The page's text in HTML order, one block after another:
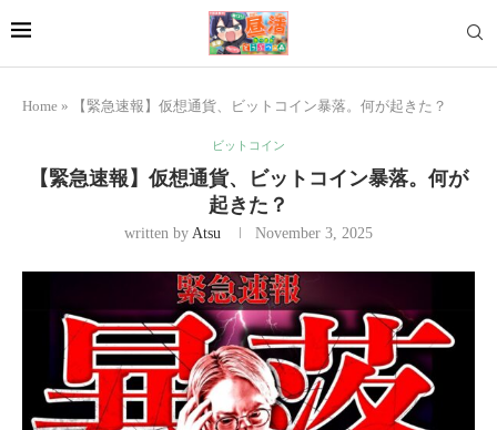
Home » 【緊急速報】仮想通貨、ビットコイン暴落。何が起きた？
ビットコイン
【緊急速報】仮想通貨、ビットコイン暴落。何が
起きた？
written by Atsu November 3, 2025